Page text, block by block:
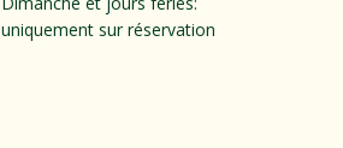
uniquement sur réservation